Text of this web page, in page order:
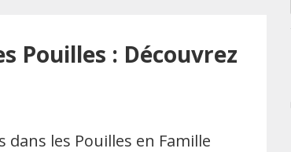
Pouilles : Découvrez
dans les Pouilles en Famille